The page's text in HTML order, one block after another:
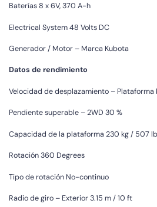
Baterías 8 x 6V, 370 A-h
Electrical System 48 Volts DC
Generador / Motor – Marca Kubota
Datos de rendimiento
Velocidad de desplazamiento – Plataforma
Pendiente superable – 2WD 30 %
Capacidad de la plataforma 230 kg / 507 lb
Rotación 360 Degrees
Tipo de rotación No-continuo
Radio de giro – Exterior 3.15 m / 10 ft